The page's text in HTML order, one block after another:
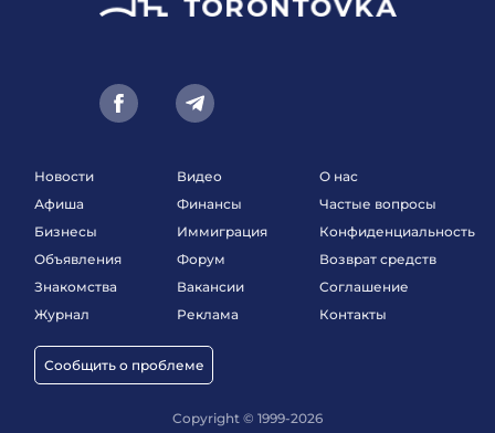
Новости
Афиша
Бизнесы
Объявления
Знакомства
Журнал
Сообщить о проблеме
Видео
Финансы
Иммиграция
Форум
Вакансии
Реклама
О нас
Частые вопросы
Конфиденциальность
Возврат средств
Соглашение
Контакты
Copyright © 1999-2026